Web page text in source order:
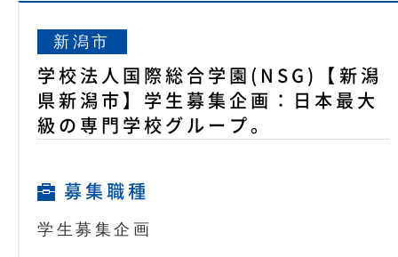
新潟市
学校法人国際総合学園(NSG)【新潟
県新潟市】学生募集企画：日本最大
級の専門学校グループ。
募集職種
学生募集企画